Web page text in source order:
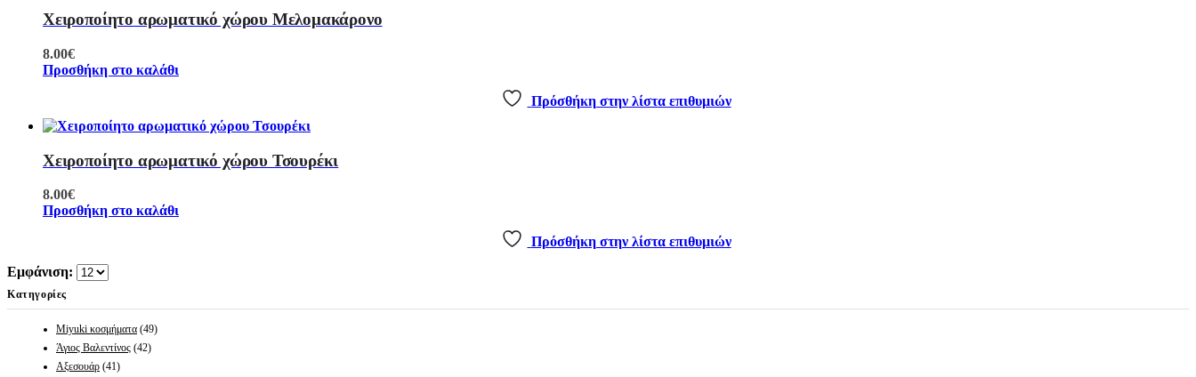
Χειροποίητο αρωματικό χώρου Μελομακάρονο
8.00€
Προσθήκη στο καλάθι
Πρόσθήκη στην λίστα επιθυμιών
Χειροποίητο αρωματικό χώρου Τσουρέκι
8.00€
Προσθήκη στο καλάθι
Πρόσθήκη στην λίστα επιθυμιών
Εμφάνιση:
Κατηγορίες
Miyuki κοσμήματα (49)
Άγιος Βαλεντίνος (42)
Αξεσουάρ (41)